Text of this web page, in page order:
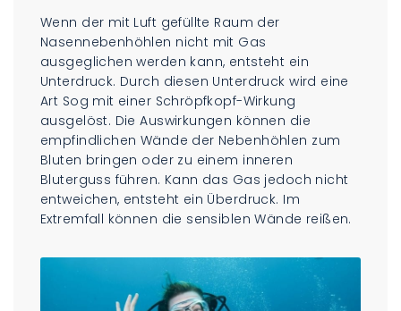
Wenn der mit Luft gefüllte Raum der
Nasennebenhöhlen nicht mit Gas
ausgeglichen werden kann, entsteht ein
Unterdruck. Durch diesen Unterdruck wird eine
Art Sog mit einer Schröpfkopf-Wirkung
ausgelöst. Die Auswirkungen können die
empfindlichen Wände der Nebenhöhlen zum
Bluten bringen oder zu einem inneren
Bluterguss führen. Kann das Gas jedoch nicht
entweichen, entsteht ein Überdruck. Im
Extremfall können die sensiblen Wände reißen.